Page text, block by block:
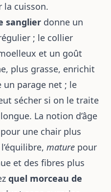
la cuisson.
sanglier donne un
; le collier
et un goût
plus grasse, enrichit
un parage net ; le
sécher si on le traite
La notion d’âge
pour une chair plus
mature pour
et des fibres plus
quel morceau de